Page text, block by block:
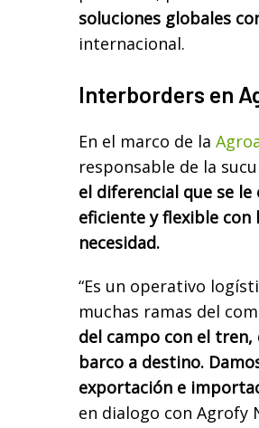
soluciones globales
internacional.
Interborders en
En el marco de la
responsable de la
el diferencial que se
eficiente y flexible con
necesidad.
“Es un operativo
muchas ramas del
del campo con el
barco a destino.
exportación e
en dialogo con Agrofy